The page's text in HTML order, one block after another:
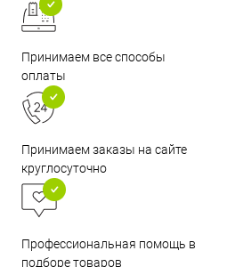
Принимаем все способы
оплаты
Принимаем заказы на сайте
круглосуточно
Профессиональная помощь в
подборе товаров